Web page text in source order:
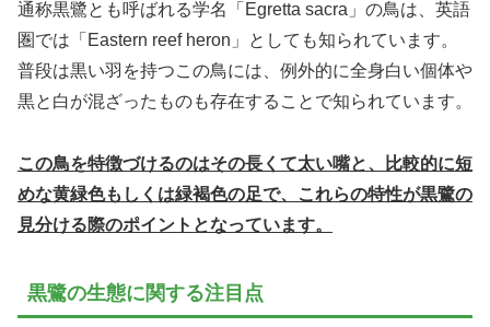
通称黒鷺とも呼ばれる学名「Egretta sacra」の鳥は、英語
圏では「Eastern reef heron」としても知られています。
普段は黒い羽を持つこの鳥には、例外的に全身白い個体や
黒と白が混ざったものも存在することで知られています。
この鳥を特徴づけるのはその長くて太い嘴と、比較的に短
めな黄緑色もしくは緑褐色の足で、これらの特性が黒鷺の
見分ける際のポイントとなっています。
黒鷺の生態に関する注目点